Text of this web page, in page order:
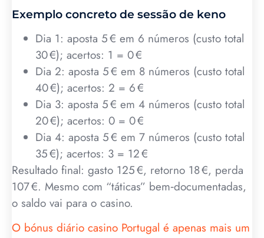
Exemplo concreto de sessão de keno
Dia 1: aposta 5 € em 6 números (custo total
30 €); acertos: 1 = 0 €
Dia 2: aposta 5 € em 8 números (custo total
40 €); acertos: 2 = 6 €
Dia 3: aposta 5 € em 4 números (custo total
20 €); acertos: 0 = 0 €
Dia 4: aposta 5 € em 7 números (custo total
35 €); acertos: 3 = 12 €
Resultado final: gasto 125 €, retorno 18 €, perda
107 €. Mesmo com “táticas” bem‑documentadas,
o saldo vai para o casino.
O bónus diário casino Portugal é apenas mais um